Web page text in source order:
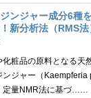
ンジャー成分6種
新分析法（RMS
化粧品の原料となる天
ジャー（
定量NMR法に基づ……